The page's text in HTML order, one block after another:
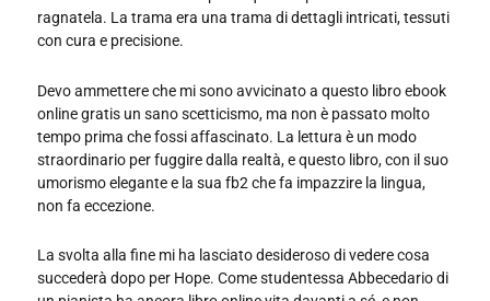
ragnatela. La trama era una trama di dettagli intricati, tessuti
con cura e precisione.
Devo ammettere che mi sono avvicinato a questo libro ebook
online gratis un sano scetticismo, ma non è passato molto
tempo prima che fossi affascinato. La lettura è un modo
straordinario per fuggire dalla realtà, e questo libro, con il suo
umorismo elegante e la sua fb2 che fa impazzire la lingua,
non fa eccezione.
La svolta alla fine mi ha lasciato desideroso di vedere cosa
succederà dopo per Hope. Come studentessa Abbecedario di